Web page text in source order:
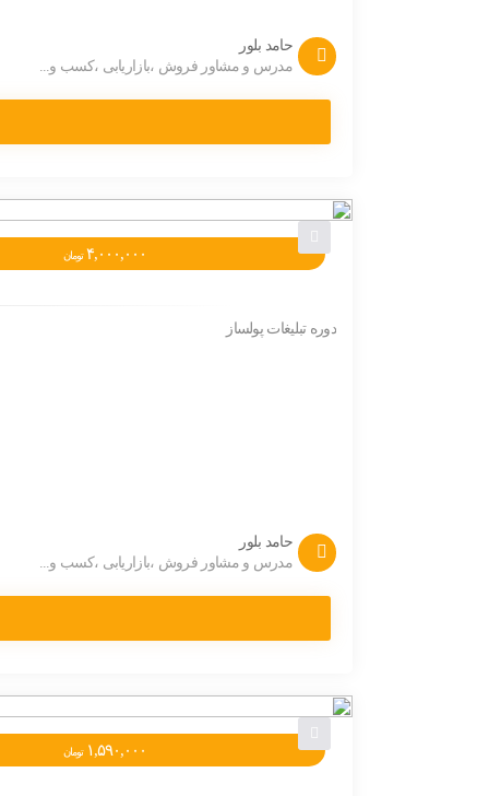
حامد بلور
مدرس و مشاور فروش ،بازاریابی ،کسب و...
۴,۰۰۰,۰۰۰ تومان
دوره تبلیغات پولساز
حامد بلور
مدرس و مشاور فروش ،بازاریابی ،کسب و...
۱,۵۹۰,۰۰۰ تومان